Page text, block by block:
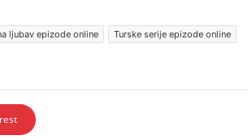
ljubav epizode online
Turske serije epizode online